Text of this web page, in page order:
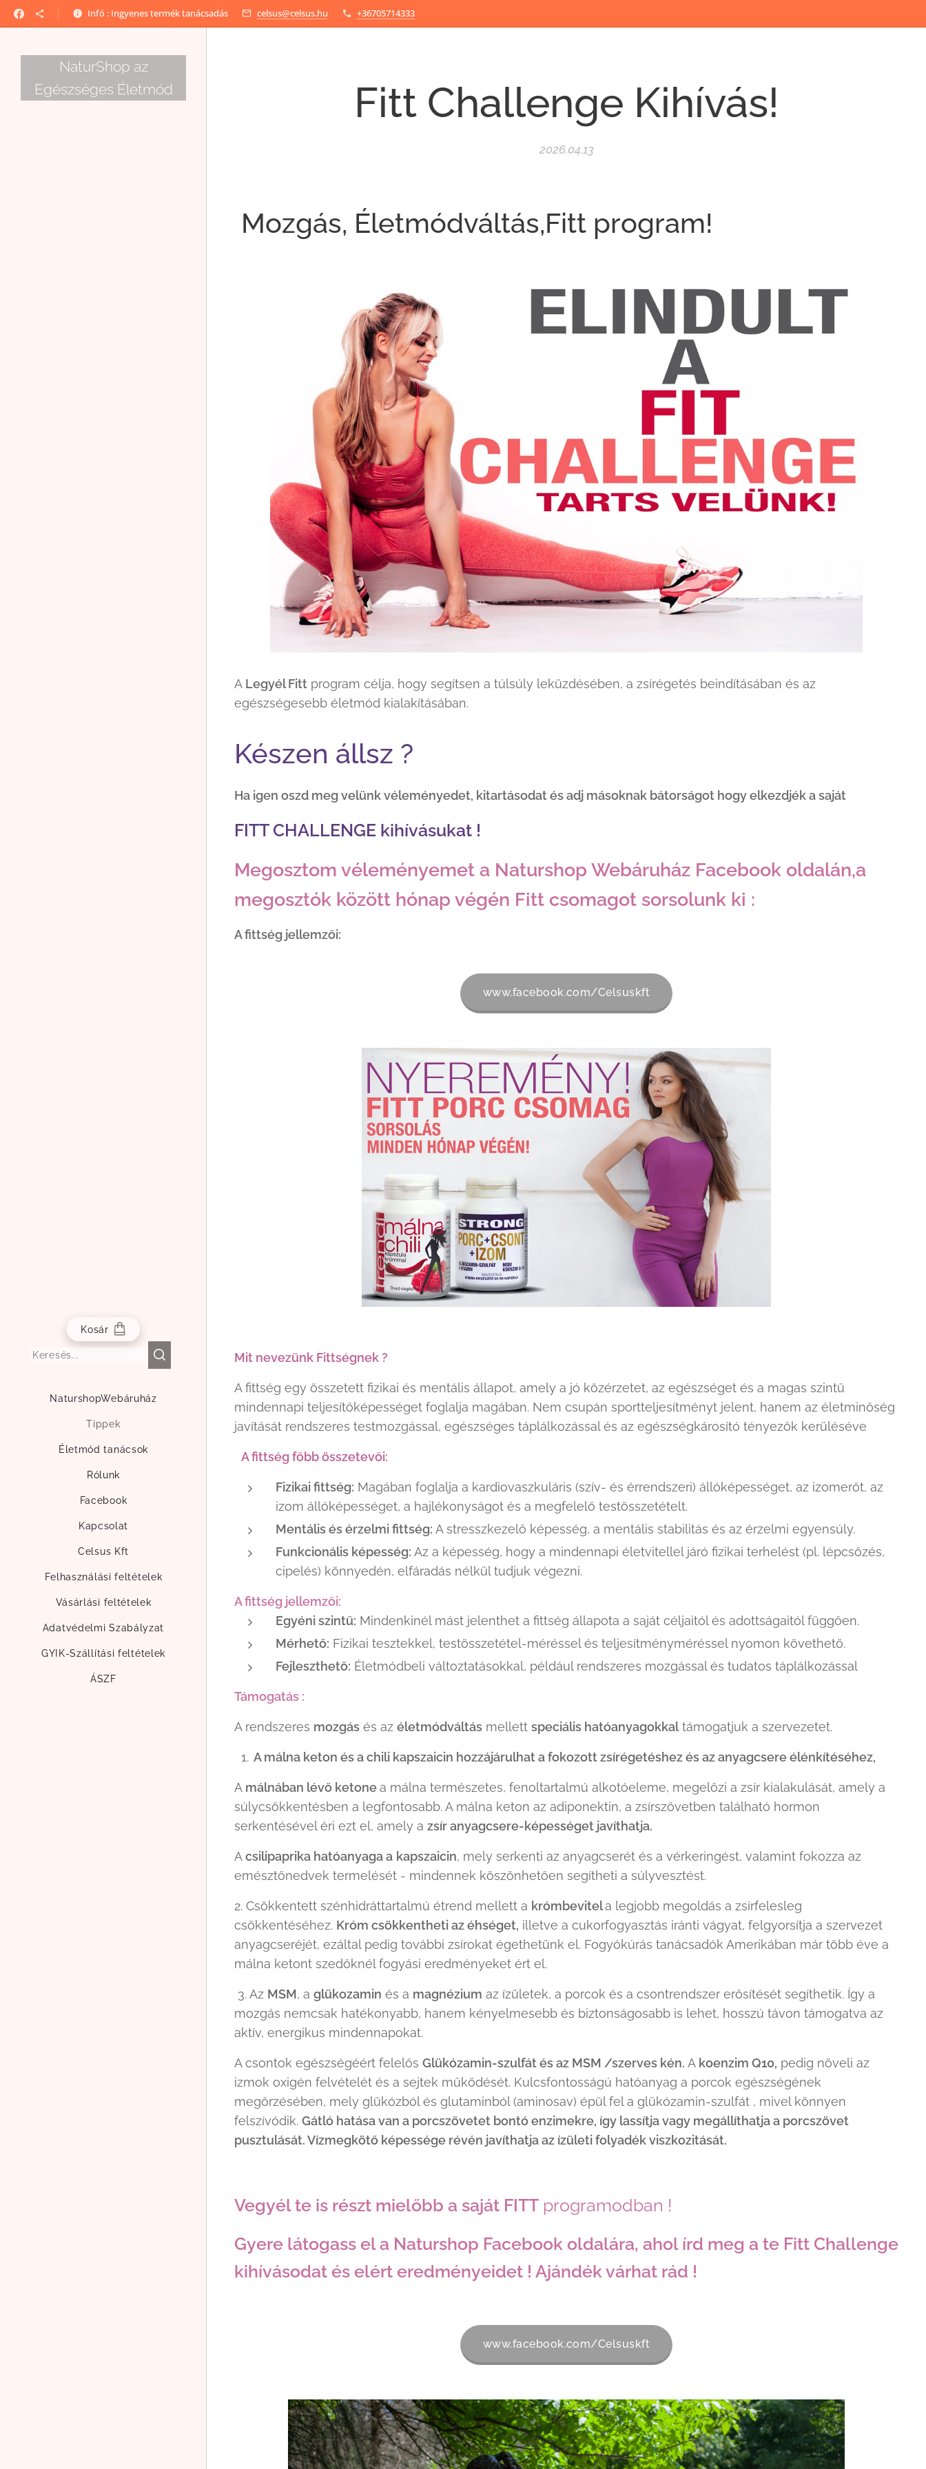
Infó : Ingyenes termék tanácsadás celsus@celsus.hu +36705714333
NaturShop az
Egészséges Életmód
Kosár
NaturshopWebáruház
Tippek
Életmód tanácsok
Rólunk
Facebook
Kapcsolat
Celsus Kft
Felhasználási feltételek
Vásárlási feltételek
Adatvédelmi Szabályzat
GYIK-Szállítási feltételek
ÁSZF
Fitt Challenge Kihívás!
2026.04.13
Mozgás, Életmódváltás,Fitt program!
A Legyél Fitt program célja, hogy segítsen a túlsúly leküzdésében, a zsírégetés beindításában és az
egészségesebb életmód kialakításában.
Készen állsz ?
Ha igen oszd meg velünk véleményedet, kitartásodat és adj másoknak bátorságot hogy elkezdjék a saját
FITT CHALLENGE kihívásukat !
Megosztom véleményemet a Naturshop Webáruház Facebook oldalán,a
megosztók között hónap végén Fitt csomagot sorsolunk ki :
A fittség jellemzői:
www.facebook.com/Celsuskft
Mit nevezünk Fittségnek ?
A fittség egy összetett fizikai és mentális állapot, amely a jó közérzetet, az egészséget és a magas szintű
mindennapi teljesítőképességet foglalja magában. Nem csupán sportteljesítményt jelent, hanem az életminőség
javítását rendszeres testmozgással, egészséges táplálkozással és az egészségkárosító tényezők kerüléséve
A fittség főbb összetevői:
Fizikai fittség: Magában foglalja a kardiovaszkuláris (szív- és érrendszeri) állóképességet, az izomerőt, az
izom állóképességet, a hajlékonyságot és a megfelelő testösszetételt.
Mentális és érzelmi fittség: A stresszkezelő képesség, a mentális stabilitás és az érzelmi egyensúly.
Funkcionális képesség: Az a képesség, hogy a mindennapi életvitellel járó fizikai terhelést (pl. lépcsőzés,
cipelés) könnyedén, elfáradás nélkül tudjuk végezni.
A fittség jellemzői:
Egyéni szintű: Mindenkinél mást jelenthet a fittség állapota a saját céljaitól és adottságaitól függően.
Mérhető: Fizikai tesztekkel, testösszetétel-méréssel és teljesítményméréssel nyomon követhető.
Fejleszthető: Életmódbeli változtatásokkal, például rendszeres mozgással és tudatos táplálkozással
Támogatás :
A rendszeres mozgás és az életmódváltás mellett speciális hatóanyagokkaltámogatjuk a szervezetet.
1. A málna keton és a chili kapszaicin hozzájárulhat a fokozott zsírégetéshez és az anyagcsere élénkítéséhez,
A málnában lévő ketonea málna természetes, fenoltartalmú alkotóeleme, megelőzi a zsír kialakulását, amely a
súlycsökkentésben a legfontosabb. A málna keton az adiponektin, a zsírszövetben található hormon
serkentésével éri ezt el, amely a zsír anyagcsere-képességet javíthatja.
Acsilipaprika hatóanyaga a kapszaicin, mely serkenti az anyagcserét és a vérkeringést, valamint fokozza az
emésztőnedvek termelését - mindennek köszönhetően segítheti a súlyvesztést.
2. Csökkentett szénhidráttartalmú étrend mellett a krómbevitela legjobb megoldás a zsírfelesleg
csökkentéséhez. Króm csökkentheti az éhséget, illetve a cukorfogyasztás iránti vágyat, felgyorsítja a szervezet
anyagcseréjét, ezáltal pedig további zsírokat égethetünk el. Fogyókúrás tanácsadók Amerikában már több éve a
málna ketont szedőknél fogyási eredményeket ért el.
3. Az MSM, a glükozamin és a magnézium az ízületek, a porcok és a csontrendszer erősítését segíthetik. Így a
mozgás nemcsak hatékonyabb, hanem kényelmesebb és biztonságosabb is lehet, hosszú távon támogatva az
aktív, energikus mindennapokat.
A csontok egészségéért felelős Glükózamin-szulfát és az MSM /szerves kén. A koenzim Q10, pedig növeli az
izmok oxigén felvételét és a sejtek működését. Kulcsfontosságú hatóanyag a porcok egészségének
megőrzésében, mely glükózból és glutaminból (aminosav) épül fel a glükózamin-szulfát , mivel könnyen
felszívódik. Gátló hatása van a porcszövetet bontó enzimekre, így lassítja vagy megállíthatja a porcszövet
pusztulását. Vízmegkötő képessége révén javíthatja az ízületi folyadék viszkozitását.
Vegyél te is részt mielőbb a saját FITT programodban !
Gyere látogass el a Naturshop Facebook oldalára, ahol írd meg a te Fitt Challenge
kihívásodat és elért eredményeidet ! Ajándék várhat rád !
www.facebook.com/Celsuskft